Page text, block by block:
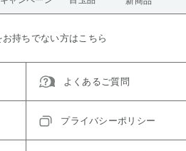
お持ちでない方はこちら
よくあるご質問
プライバシーポリシー